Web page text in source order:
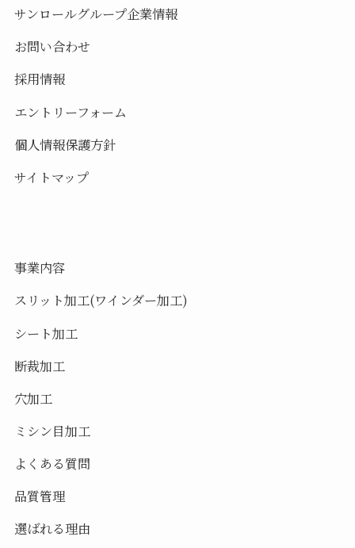
サンロールグループ企業情報
お問い合わせ
採用情報
エントリーフォーム
個人情報保護方針
サイトマップ
事業内容
スリット加工(ワインダー加工)
シート加工
断裁加工
穴加工
ミシン目加工
よくある質問
品質管理
選ばれる理由